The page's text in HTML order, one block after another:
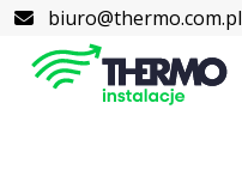
biuro@thermo.com.pl
Skip to content
Skip to footer